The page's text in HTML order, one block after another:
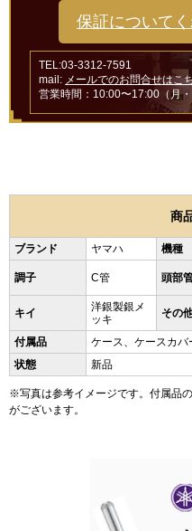
保証について
TEL:03-3312-7591
mail: メールでのお問合せはこ
営業時間：10:00〜17:00（月
商
ブランド ヤマハ 機種
調子 C管 頭部
キイ
洋銀製銀メ
ッキ
その
付属品
ケース、ケースカ
状態
新品
※写真は参考イメージです。付属品
がございます。